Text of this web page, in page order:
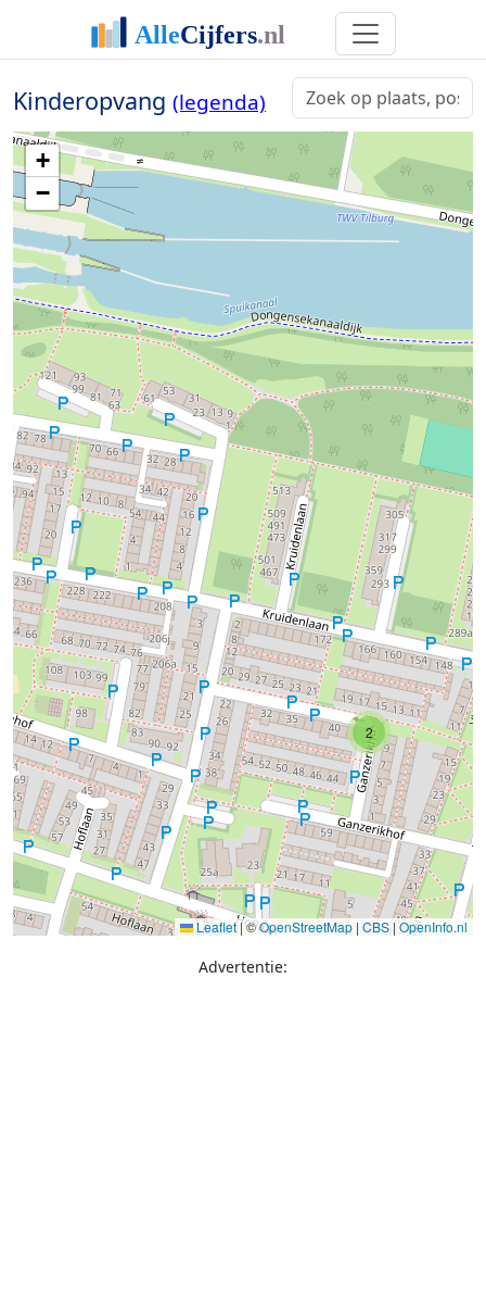
Kinderopvang (legenda)
2
+
−
Leaflet|©OpenStreetMap | CBS | OpenInfo.nl
Advertentie: